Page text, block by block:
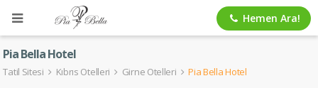
Hemen Ara!
Pia Bella Hotel
Tatil Sitesi Kıbrıs Otelleri Girne Otelleri Pia Bella Hotel